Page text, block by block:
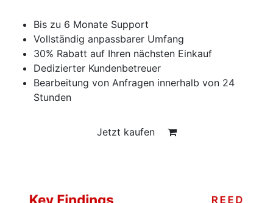
Bis zu 6 Monate Support
Vollständig anpassbarer Umfang
30% Rabatt auf Ihren nächsten Einkauf
Dedizierter Kundenbetreuer
Bearbeitung von Anfragen innerhalb von 24
Stunden
Jetzt kaufen